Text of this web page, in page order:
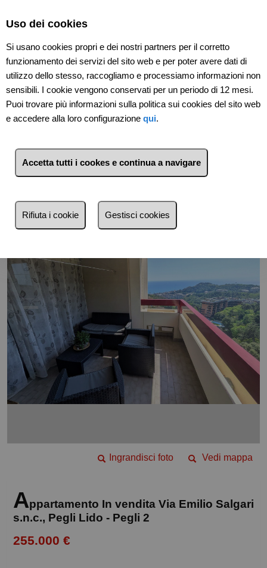
Indietro
Vedi mappa
Ingrandisci foto
Appartamento In vendita Via Emilio Salgari
s.n.c., Pegli Lido - Pegli 2
255.000 €
Uso dei cookies
Si usano cookies propri e dei nostri partners per il corretto
funzionamento dei servizi del sito web e per poter avere dati di
utilizzo dello stesso, raccogliamo e processiamo informazioni non
sensibili. I cookie vengono conservati per un periodo di 12 mesi.
Puoi trovare più informazioni sulla politica sui cookies del sito web
e accedere alla loro configurazione qui.
Accetta tutti i cookes e continua a navigare
Rifiuta i cookie Gestisci cookies